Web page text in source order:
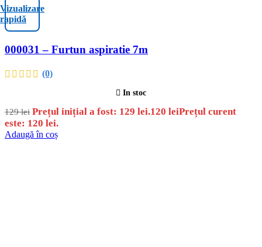
Vizualizare
rapidă
000031 – Furtun aspiratie 7m
(0)
In stoc
129lei Prețul inițial a fost: 129 lei.120 leiPrețul curent
este: 120 lei.
Adaugă în coș